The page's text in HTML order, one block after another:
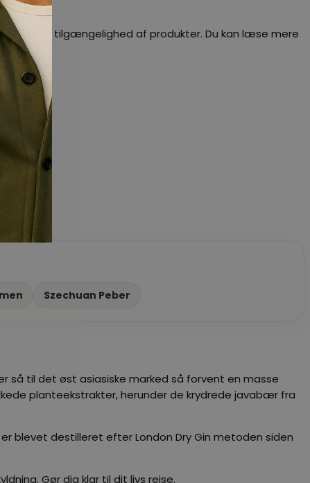
om tilgængelighed af produkter. Du kan læse mere
Szechuan Peber
så til det øst asiasiske marked så forvent en masse
planteekstrakter, herunder de krydrede javabær fra
blevet destilleret efter London Dry Gin metoden siden
Gør dig klar til dit livs rejse.